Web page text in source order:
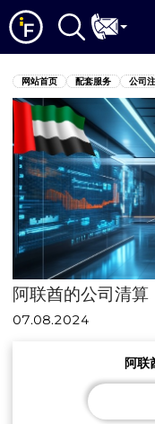
网站首页 配套服务 公司
阿联酋的公司清算
07.08.2024
阿联